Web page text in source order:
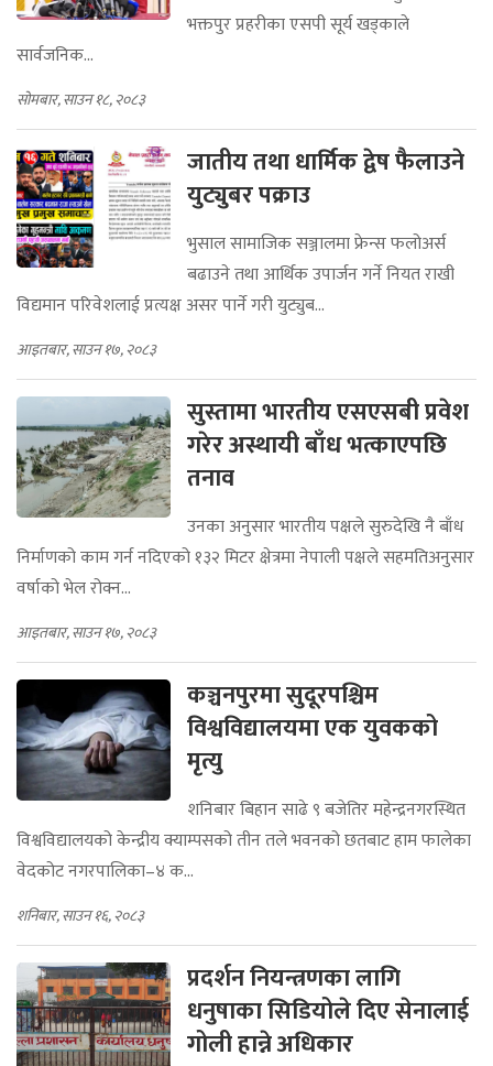
भक्तपुर प्रहरीका एसपी सूर्य खड्काले
सार्वजनिक...
सोमबार, साउन १८, २०८३
जातीय तथा धार्मिक द्वेष फैलाउने
युट्युबर पक्राउ
भुसाल सामाजिक सञ्जालमा फ्रेन्स फलोअर्स
बढाउने तथा आर्थिक उपार्जन गर्ने नियत राखी
विद्यमान परिवेशलाई प्रत्यक्ष असर पार्ने गरी युट्युब...
आइतबार, साउन १७, २०८३
सुस्तामा भारतीय एसएसबी प्रवेश
गरेर अस्थायी बाँध भत्काएपछि
तनाव
उनका अनुसार भारतीय पक्षले सुरुदेखि नै बाँध
निर्माणको काम गर्न नदिएको १३२ मिटर क्षेत्रमा नेपाली पक्षले सहमतिअनुसार
वर्षाको भेल रोक्न...
आइतबार, साउन १७, २०८३
कञ्चनपुरमा सुदूरपश्चिम
विश्वविद्यालयमा एक युवकको
मृत्यु
शनिबार बिहान साढे ९ बजेतिर महेन्द्रनगरस्थित
विश्वविद्यालयको केन्द्रीय क्याम्पसको तीन तले भवनको छतबाट हाम फालेका
वेदकोट नगरपालिका–४ क...
शनिबार, साउन १६, २०८३
प्रदर्शन नियन्त्रणका लागि
धनुषाका सिडियोले दिए सेनालाई
गोली हान्ने अधिकार